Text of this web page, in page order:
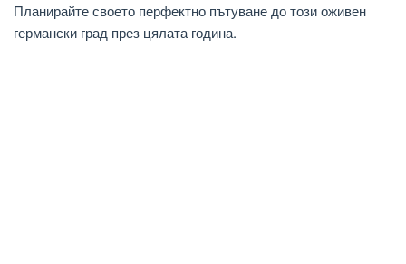
Планирайте своето перфектно пътуване до този оживен
германски град през цялата година.